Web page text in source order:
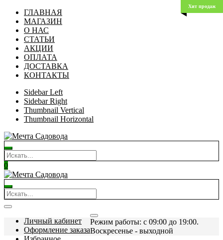
ГЛАВНАЯ
МАГАЗИН
О НАС
СТАТЬИ
АКЦИИ
ОПЛАТА
ДОСТАВКА
КОНТАКТЫ
Sidebar Left
Sidebar Right
Thumbnail Vertical
Thumbnail Horizontal
0
Личный кабинет
Оформление заказа
Режим работы: c 09:00 до 19:00.
Воскресенье - выходной
Хит продаж